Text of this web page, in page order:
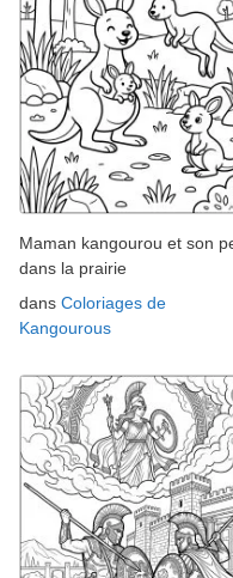
Maman kangourou et son
dans la prairie
dans Coloriages de
Kangourous